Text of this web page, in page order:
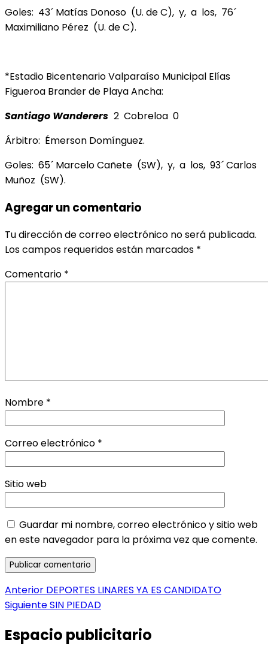
Goles: 43´ Matías Donoso (U. de C), y, a los, 76´
Maximiliano Pérez (U. de C).
*Estadio Bicentenario Valparaíso Municipal Elías
Figueroa Brander de Playa Ancha:
Santiago Wanderers 2 Cobreloa 0
Árbitro: Émerson Domínguez.
Goles: 65´ Marcelo Cañete (SW), y, a los, 93´ Carlos
Muñoz (SW).
Agregar un comentario
Tu dirección de correo electrónico no será publicada.
Los campos requeridos están marcados *
Comentario *
Nombre *
Correo electrónico *
Sitio web
Guardar mi nombre, correo electrónico y sitio web
en este navegador para la próxima vez que comente.
Navegación
de
entradas
Anterior Entrada
anterior:
DEPORTES LINARES YA ES CANDIDATO
SiguienteEntrada
SIN PIEDAD
Espacio publicitario